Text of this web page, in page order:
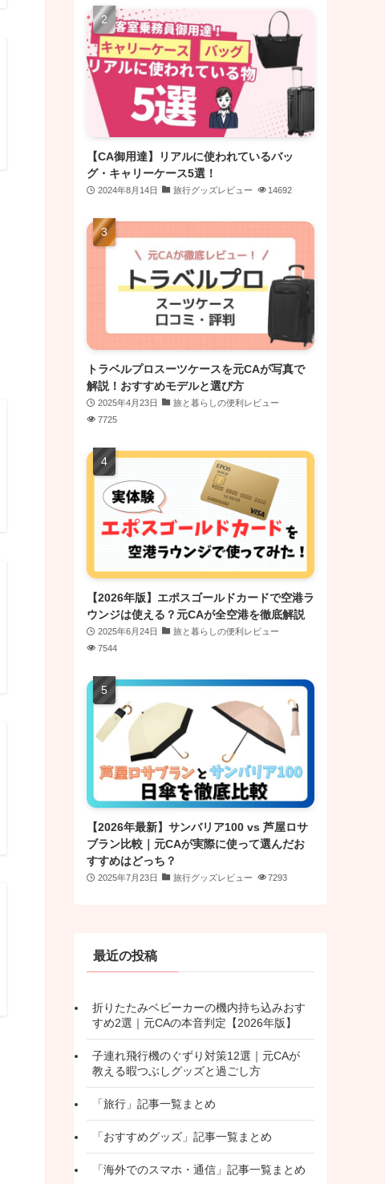
【CA御用達】リアルに使われているバッ
グ・キャリーケース5選！
2024年8月14日 旅行グッズレビュー 14692
トラベルプロスーツケースを元CAが写真で
解説！おすすめモデルと選び方
2025年4月23日
旅と暮らしの便利レビュー
7725
【2026年版】エポスゴールドカードで空港ラ
ウンジは使える？元CAが全空港を徹底解説
2025年6月24日
旅と暮らしの便利レビュー
7544
【2026年最新】サンバリア100 vs 芦屋ロサ
ブラン比較｜元CAが実際に使って選んだお
すすめはどっち？
2025年7月23日 旅行グッズレビュー 7293
最近の投稿
折りたたみベビーカーの機内持ち込みおす
すめ2選｜元CAの本音判定【2026年版】
子連れ飛行機のぐずり対策12選｜元CAが
教える暇つぶしグッズと過ごし方
「旅行」記事一覧まとめ
「おすすめグッズ」記事一覧まとめ
「海外でのスマホ・通信」記事一覧まとめ